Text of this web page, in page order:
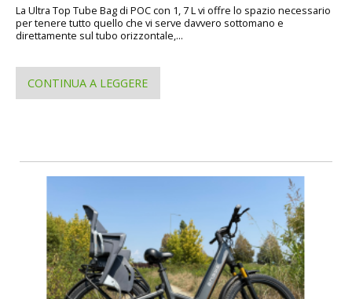
La Ultra Top Tube Bag di POC con 1, 7 L vi offre lo spazio necessario
per tenere tutto quello che vi serve davvero sottomano e
direttamente sul tubo orizzontale,...
CONTINUA A LEGGERE